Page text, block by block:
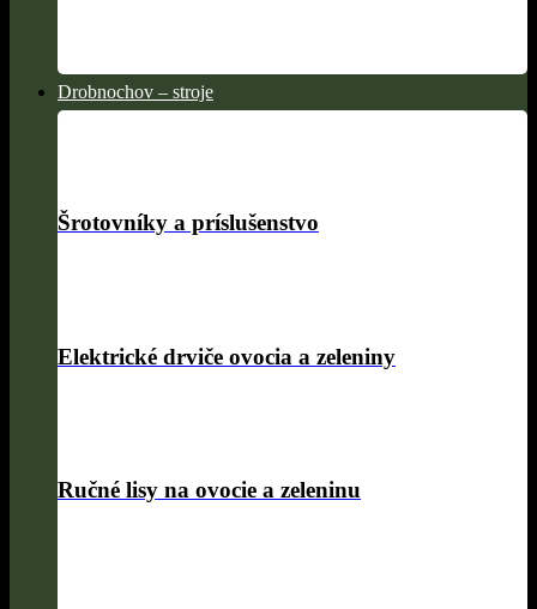
Drobnochov – stroje
Šrotovníky a príslušenstvo
Elektrické drviče ovocia a zeleniny
Ručné lisy na ovocie a zeleninu